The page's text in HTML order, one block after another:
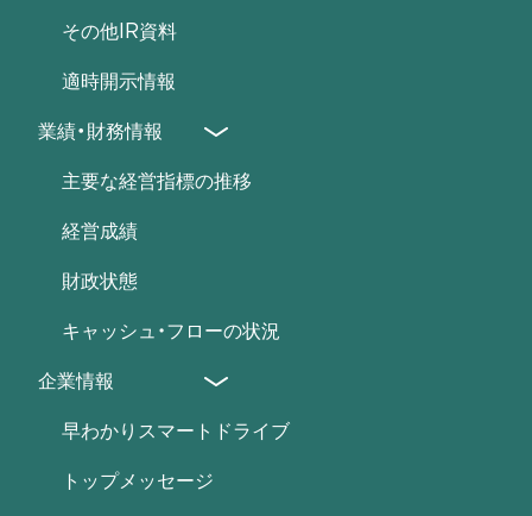
その他IR資料
適時開示情報
業績・財務情報
主要な経営指標の推移
経営成績
財政状態
キャッシュ・フローの状況
企業情報
早わかりスマートドライブ
トップメッセージ
2026年9月期-第2四半期-決算説明資料
第1四半期
2025.10.1-2025.12.31
決算短信